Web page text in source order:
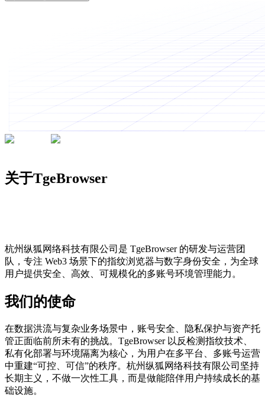
关于TgeBrowser
杭州纵狐网络科技有限公司是 TgeBrowser 的研发与运营团
队，专注 Web3 场景下的指纹浏览器与数字身份安全，为全球
用户提供安全、高效、可规模化的多账号环境管理能力。
我们的使命
在数据洪流与复杂业务场景中，账号安全、隐私保护与资产托
管正面临前所未有的挑战。TgeBrowser 以反检测指纹技术、
私有化部署与环境隔离为核心，为用户在多平台、多账号运营
中重建“可控、可信”的秩序。杭州纵狐网络科技有限公司坚持
长期主义，不做一次性工具，而是做能陪伴用户持续成长的基
础设施。